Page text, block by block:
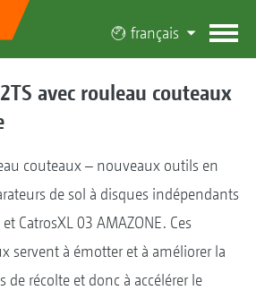
français
avec rouleau couteaux
couteaux – nouveaux outils en
de sol à disques indépendants
CatrosXL 03 AMAZONE. Ces
servent à émotter et à améliorer la
de récolte et donc à accélérer le